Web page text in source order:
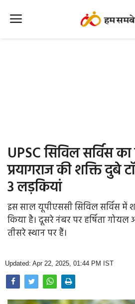
Office Office
Political Gossips
Farm & Food
Opinion
Photo Gallery
Home
UPSC सिविल सर्विस
प्रयागराज की शक्ति दुबे
3 लड़कियां
इस साल यूपीएससी सिविल सर्विस में
किया है। दूसरे नंबर पर हर्षिता गोयल
तीसरे स्थान पर हैं।
Updated: Apr 22, 2025, 01:44 PM IST